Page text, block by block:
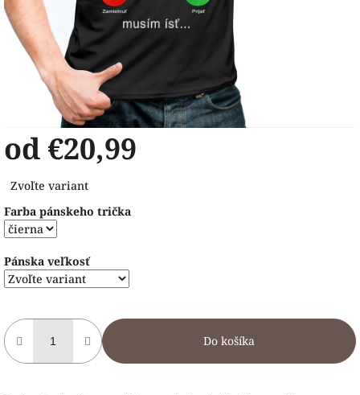
od €20,99
cena:
Zvoľte variant
Farba pánskeho trička
Pánska veľkosť
Do košíka